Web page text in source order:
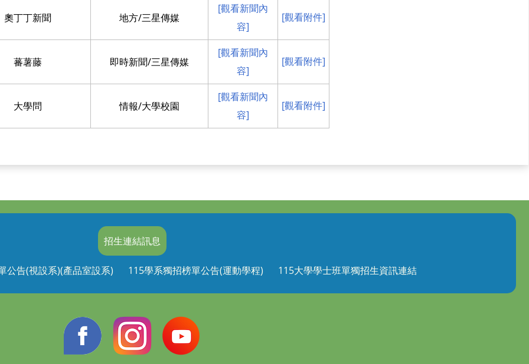
奧丁丁新聞 地方/三星傳媒
[觀看新聞內
容]
[觀看附件]
蕃薯藤 即時新聞/三星傳媒
[觀看新聞內
容]
[觀看附件]
大學問 情報/大學校園
[觀看新聞內
容]
[觀看附件]
招生連結訊息
公告(視設系)(產品室設系) 115學系獨招榜單公告(運動學程) 115大學學士班單獨招生資訊連結